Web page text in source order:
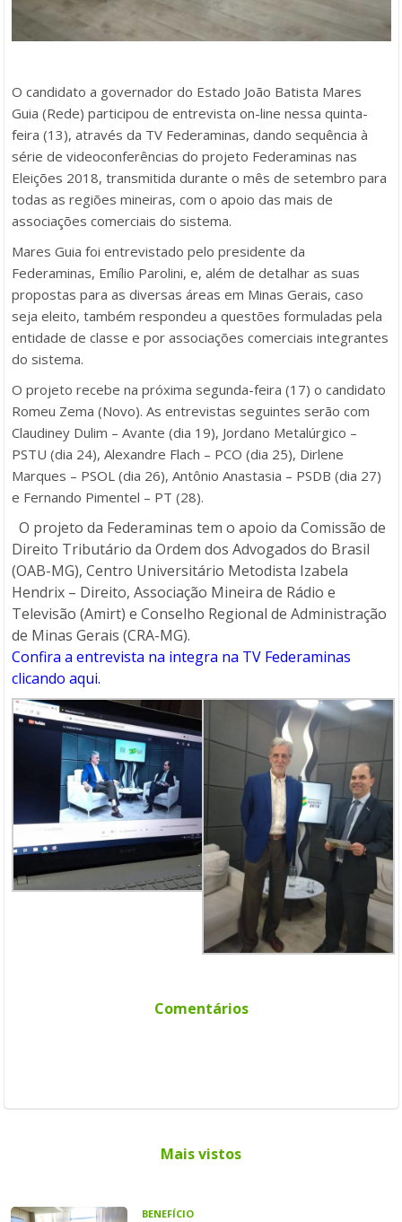
O candidato a governador do Estado João Batista Mares
Guia (Rede) participou de entrevista on-line nessa quinta-
feira (13), através da TV Federaminas, dando sequência à
série de videoconferências do projeto Federaminas nas
Eleições 2018, transmitida durante o mês de setembro para
todas as regiões mineiras, com o apoio das mais de
associações comerciais do sistema.
Mares Guia foi entrevistado pelo presidente da
Federaminas, Emílio Parolini, e, além de detalhar as suas
propostas para as diversas áreas em Minas Gerais, caso
seja eleito, também respondeu a questões formuladas pela
entidade de classe e por associações comerciais integrantes
do sistema.
O projeto recebe na próxima segunda-feira (17) o candidato
Romeu Zema (Novo). As entrevistas seguintes serão com
Claudiney Dulim – Avante (dia 19), Jordano Metalúrgico –
PSTU (dia 24), Alexandre Flach – PCO (dia 25), Dirlene
Marques – PSOL (dia 26), Antônio Anastasia – PSDB (dia 27)
e Fernando Pimentel – PT (28).
O projeto da Federaminas tem o apoio da Comissão de
Direito Tributário da Ordem dos Advogados do Brasil
(OAB-MG), Centro Universitário Metodista Izabela
Hendrix – Direito, Associação Mineira de Rádio e
Televisão (Amirt) e Conselho Regional de Administração
de Minas Gerais (CRA-MG).
Confira a entrevista na integra na TV Federaminas
clicando aqui.
Comentários
Mais vistos
BENEFÍCIO